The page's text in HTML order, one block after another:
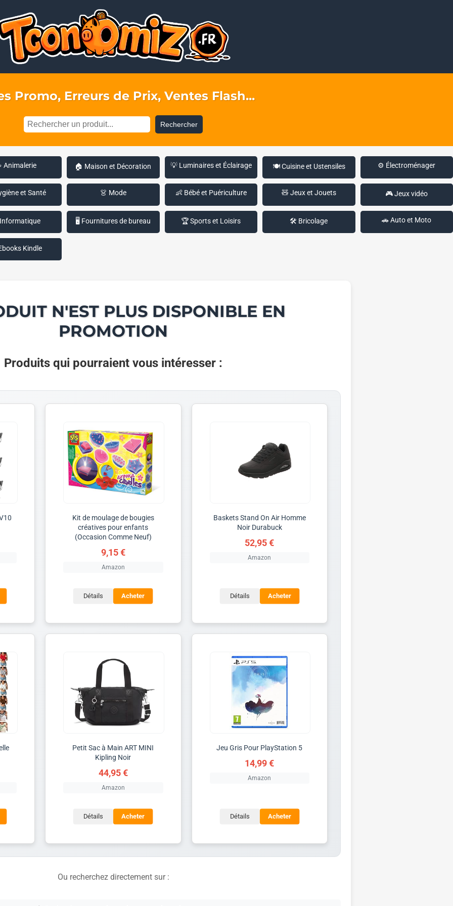
Promo, Erreurs de Prix, Ventes Flash...
Rechercher
Animalerie 🏠 Maison et Décoration 💡 Luminaires et Éclairage 🍽️ Cuisine et Ustensiles ⚙️ Électroménager
et Santé 👗 Mode 👶 Bébé et Puériculture 🧸 Jeux et Jouets 🎮 Jeux vidéo
🖥️ Fournitures de bureau 🏆 Sports et Loisirs 🛠️ Bricolage 🚗 Auto et Moto
Kindle
N'EST PLUS DISPONIBLE EN
PROMOTION
Produits qui pourraient vous intéresser :
Kit de moulage de bougies
créatives pour enfants
(Occasion Comme Neuf)
9,15 €
Amazon
Détails Acheter
Baskets Stand On Air Homme
Noir Durabuck
52,95 €
Amazon
Détails Acheter
Petit Sac à Main ART MINI
Kipling Noir
44,95 €
Amazon
Détails Acheter
Jeu Gris Pour PlayStation 5
14,99 €
Amazon
Détails Acheter
Ou recherchez directement sur :